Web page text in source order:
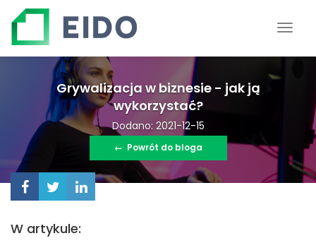
Grywalizacja w biznesie - jak ją
wykorzystać?
Dodano: 2021-12-15
← Powrót do bloga
W artykule: